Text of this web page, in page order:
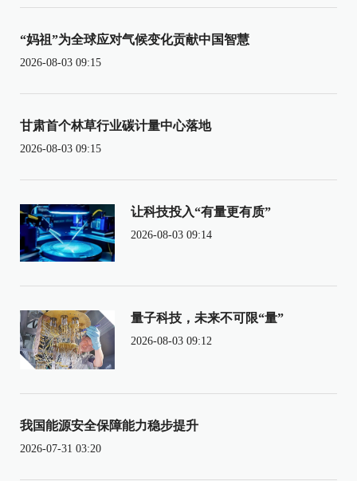
“妈祖”为全球应对气候变化贡献中国智慧
2026-08-03 09:15
甘肃首个林草行业碳计量中心落地
2026-08-03 09:15
让科技投入“有量更有质”
2026-08-03 09:14
量子科技，未来不可限“量”
2026-08-03 09:12
我国能源安全保障能力稳步提升
2026-07-31 03:20